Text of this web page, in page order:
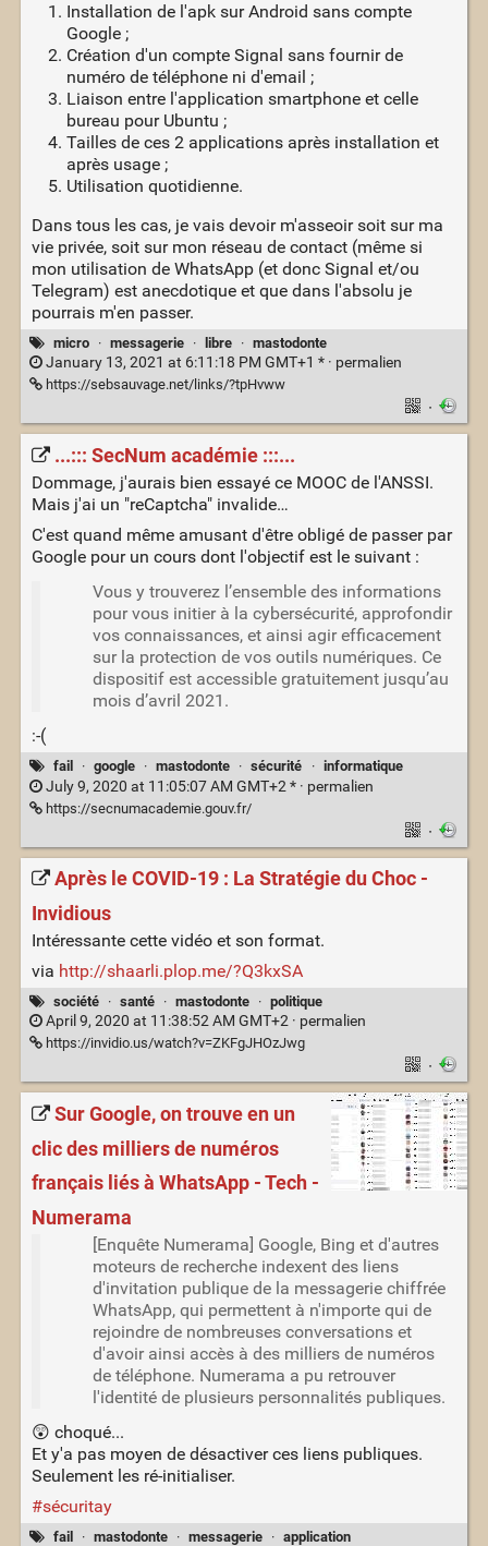
Installation de l'apk sur Android sans compte
Google ;
Création d'un compte Signal sans fournir de
numéro de téléphone ni d'email ;
Liaison entre l'application smartphone et celle
bureau pour Ubuntu ;
Tailles de ces 2 applications après installation et
après usage ;
Utilisation quotidienne.
Dans tous les cas, je vais devoir m'asseoir soit sur ma
vie privée, soit sur mon réseau de contact (même si
mon utilisation de WhatsApp (et donc Signal et/ou
Telegram) est anecdotique et que dans l'absolu je
pourrais m'en passer.
micro · messagerie · libre · mastodonte
January 13, 2021 at 6:11:18 PM GMT+1 * · permalien
https://sebsauvage.net/links/?tpHvww
·
...::: SecNum académie :::...
Dommage, j'aurais bien essayé ce MOOC de l'ANSSI.
Mais j'ai un "reCaptcha" invalide…
C'est quand même amusant d'être obligé de passer par
Google pour un cours dont l'objectif est le suivant :
Vous y trouverez l’ensemble des informations
pour vous initier à la cybersécurité, approfondir
vos connaissances, et ainsi agir efficacement
sur la protection de vos outils numériques. Ce
dispositif est accessible gratuitement jusqu’au
mois d’avril 2021.
:-(
fail · google · mastodonte · sécurité · informatique
July 9, 2020 at 11:05:07 AM GMT+2 * · permalien
https://secnumacademie.gouv.fr/
·
Après le COVID-19 : La Stratégie du Choc -
Invidious
Intéressante cette vidéo et son format.
via http://shaarli.plop.me/?Q3kxSA
société · santé · mastodonte · politique
April 9, 2020 at 11:38:52 AM GMT+2 · permalien
https://invidio.us/watch?v=ZKFgJHOzJwg
·
Sur Google, on trouve en un
clic des milliers de numéros
français liés à WhatsApp - Tech -
Numerama
[Enquête Numerama] Google, Bing et d'autres
moteurs de recherche indexent des liens
d'invitation publique de la messagerie chiffrée
WhatsApp, qui permettent à n'importe qui de
rejoindre de nombreuses conversations et
d'avoir ainsi accès à des milliers de numéros
de téléphone. Numerama a pu retrouver
l'identité de plusieurs personnalités publiques.
😲 choqué...
Et y'a pas moyen de désactiver ces liens publiques.
Seulement les ré-initialiser.
#sécuritay
fail · mastodonte · messagerie · application